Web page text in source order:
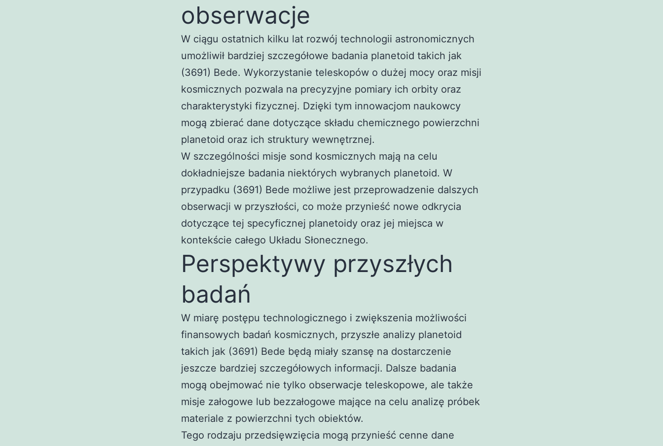
obserwacje
W ciągu ostatnich kilku lat rozwój technologii astronomicznych
umożliwił bardziej szczegółowe badania planetoid takich jak
(3691) Bede. Wykorzystanie teleskopów o dużej mocy oraz misji
kosmicznych pozwala na precyzyjne pomiary ich orbity oraz
charakterystyki fizycznej. Dzięki tym innowacjom naukowcy
mogą zbierać dane dotyczące składu chemicznego powierzchni
planetoid oraz ich struktury wewnętrznej.
W szczególności misje sond kosmicznych mają na celu
dokładniejsze badania niektórych wybranych planetoid. W
przypadku (3691) Bede możliwe jest przeprowadzenie dalszych
obserwacji w przyszłości, co może przynieść nowe odkrycia
dotyczące tej specyficznej planetoidy oraz jej miejsca w
kontekście całego Układu Słonecznego.
Perspektywy przyszłych
badań
W miarę postępu technologicznego i zwiększenia możliwości
finansowych badań kosmicznych, przyszłe analizy planetoid
takich jak (3691) Bede będą miały szansę na dostarczenie
jeszcze bardziej szczegółowych informacji. Dalsze badania
mogą obejmować nie tylko obserwacje teleskopowe, ale także
misje załogowe lub bezzałogowe mające na celu analizę próbek
materiale z powierzchni tych obiektów.
Tego rodzaju przedsięwzięcia mogą przynieść cenne dane